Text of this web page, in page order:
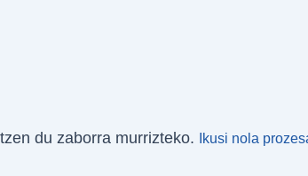
du zaborra murrizteko. Ikusi nola